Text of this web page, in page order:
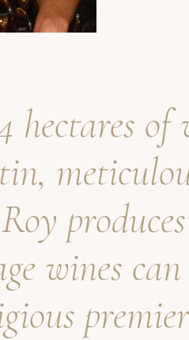
hectares
wines